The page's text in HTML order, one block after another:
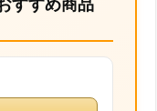
すすめ商品